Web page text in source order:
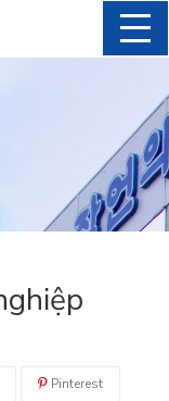
Pinterest